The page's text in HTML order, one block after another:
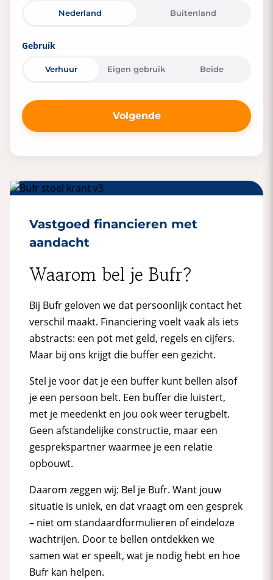
Nederland Buitenland
Gebruik
Verhuur Eigen gebruik Beide
Volgende
Vastgoed financieren met
aandacht
Waarom bel je Bufr?
Bij Bufr geloven we dat persoonlijk contact het
verschil maakt. Financiering voelt vaak als iets
abstracts: een pot met geld, regels en cijfers.
Maar bij ons krijgt die buffer een gezicht.
Stel je voor dat je een buffer kunt bellen alsof
je een persoon belt. Een buffer die luistert,
met je meedenkt en jou ook weer terugbelt.
Geen afstandelijke constructie, maar een
gesprekspartner waarmee je een relatie
opbouwt.
Daarom zeggen wij: Bel je Bufr. Want jouw
situatie is uniek, en dat vraagt om een gesprek
– niet om standaardformulieren of eindeloze
wachtrijen. Door te bellen ontdekken we
samen wat er speelt, wat je nodig hebt en hoe
Bufr kan helpen.